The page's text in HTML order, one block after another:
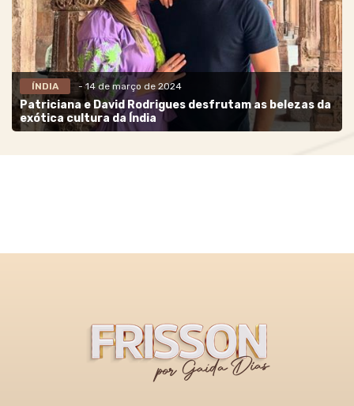
ÍNDIA - 14 de março de 2024
Patriciana e David Rodrigues desfrutam as belezas da
exótica cultura da Índia